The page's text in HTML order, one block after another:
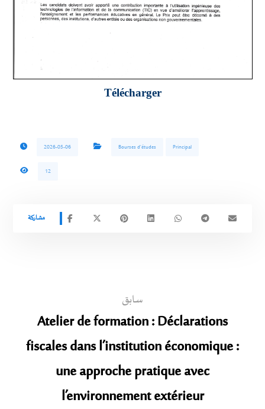
Télécharger
2026-05-06 Bourses d'études Principal
12
سابق
Atelier de formation : Déclarations
fiscales dans l’institution économique :
une approche pratique avec
l’environnement extérieur